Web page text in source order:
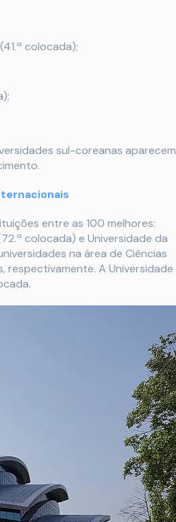
colocada);
sul-coreanas aparecem
entre as 100 melhores:
colocada) e Universidade da
na área de Ciências
respectivamente. A Universidade